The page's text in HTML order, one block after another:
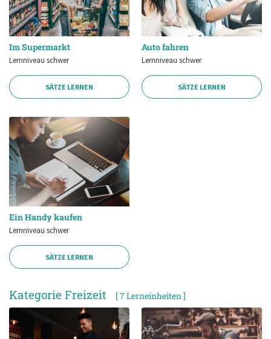
Im Supermarkt
Lernniveau schwer
SÄTZE LERNEN
Auto fahren
Lernniveau schwer
SÄTZE LERNEN
Ein Handy kaufen
Lernniveau schwer
SÄTZE LERNEN
Kategorie Freizeit [ 7 Lerneinheiten ]